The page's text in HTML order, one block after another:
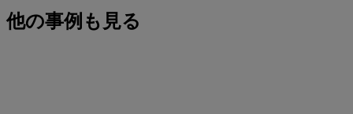
他の事例も見る